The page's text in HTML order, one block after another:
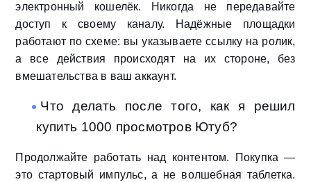
электронный кошелёк. Никогда не передавайте
доступ к своему каналу. Надёжные площадки
работают по схеме: вы указываете ссылку на ролик,
а все действия происходят на их стороне, без
вмешательства в ваш аккаунт.
Что делать после того, как я решил
купить 1000 просмотров Ютуб?
Продолжайте работать над контентом. Покупка —
это стартовый импульс, а не волшебная таблетка.